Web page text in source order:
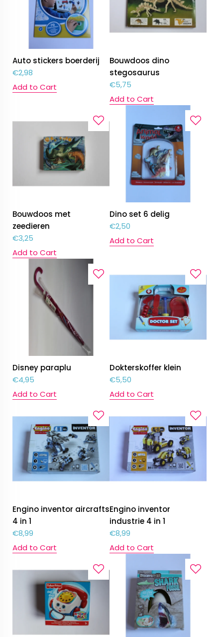
Auto stickers boerderij
€2,98
Add to Cart
Bouwdoos dino
stegosaurus
€5,75
Add to Cart
Bouwdoos met
zeedieren
€3,25
Add to Cart
Dino set 6 delig
€2,50
Add to Cart
Disney paraplu
€4,95
Add to Cart
Dokterskoffer klein
€5,50
Add to Cart
Engino inventor aircrafts
4 in 1
€8,99
Add to Cart
Engino inventor
industrie 4 in 1
€8,99
Add to Cart